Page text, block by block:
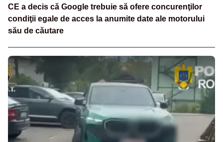
CE a decis că Google trebuie să ofere concurenţilor
condiţii egale de acces la anumite date ale motorului
său de căutare